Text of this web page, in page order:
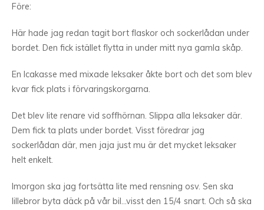
Före:
Här hade jag redan tagit bort flaskor och sockerlådan under
bordet. Den fick istället flytta in under mitt nya gamla skåp.
En Icakasse med mixade leksaker åkte bort och det som blev
kvar fick plats i förvaringskorgarna.
Det blev lite renare vid soffhörnan. Slippa alla leksaker där.
Dem fick ta plats under bordet. Visst föredrar jag
sockerlådan där, men jaja just mu är det mycket leksaker
helt enkelt.
Imorgon ska jag fortsätta lite med rensning osv. Sen ska
lillebror byta däck på vår bil…visst den 15/4 snart. Och så ska